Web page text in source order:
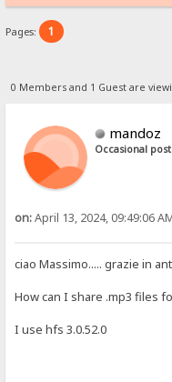
Pages: 1
0 Members and 1 Guest are
mandoz
Occasional
on:April 13, 2024, 09:49:06
ciao Massimo..... grazie in
How can I share .mp3 files
I use hfs 3.0.52.0